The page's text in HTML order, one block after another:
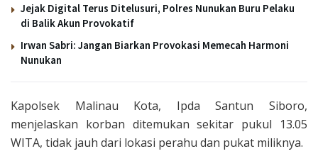
Jejak Digital Terus Ditelusuri, Polres Nunukan Buru Pelaku
di Balik Akun Provokatif
Irwan Sabri: Jangan Biarkan Provokasi Memecah Harmoni
Nunukan
Kapolsek Malinau Kota, Ipda Santun Siboro,
menjelaskan korban ditemukan sekitar pukul 13.05
WITA, tidak jauh dari lokasi perahu dan pukat miliknya.